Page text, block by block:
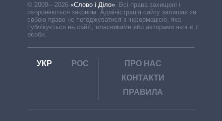
© 2009—2026 «Слово і Діло» Всі права захищені і
охороняються законом. Адміністрація сайту залишає за
собою право не погоджуватися з інформацією, яка
публікується на сайті, власниками або авторами якої є треті
особи.
УКР РОС
ПРО НАС
КОНТАКТИ
ПРАВИЛА